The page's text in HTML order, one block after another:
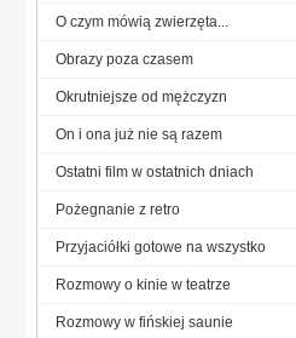
O czym mówią zwierzęta...
Obrazy poza czasem
Okrutniejsze od mężczyzn
On i ona już nie są razem
Ostatni film w ostatnich dniach
Pożegnanie z retro
Przyjaciółki gotowe na wszystko
Rozmowy o kinie w teatrze
Rozmowy w fińskiej saunie